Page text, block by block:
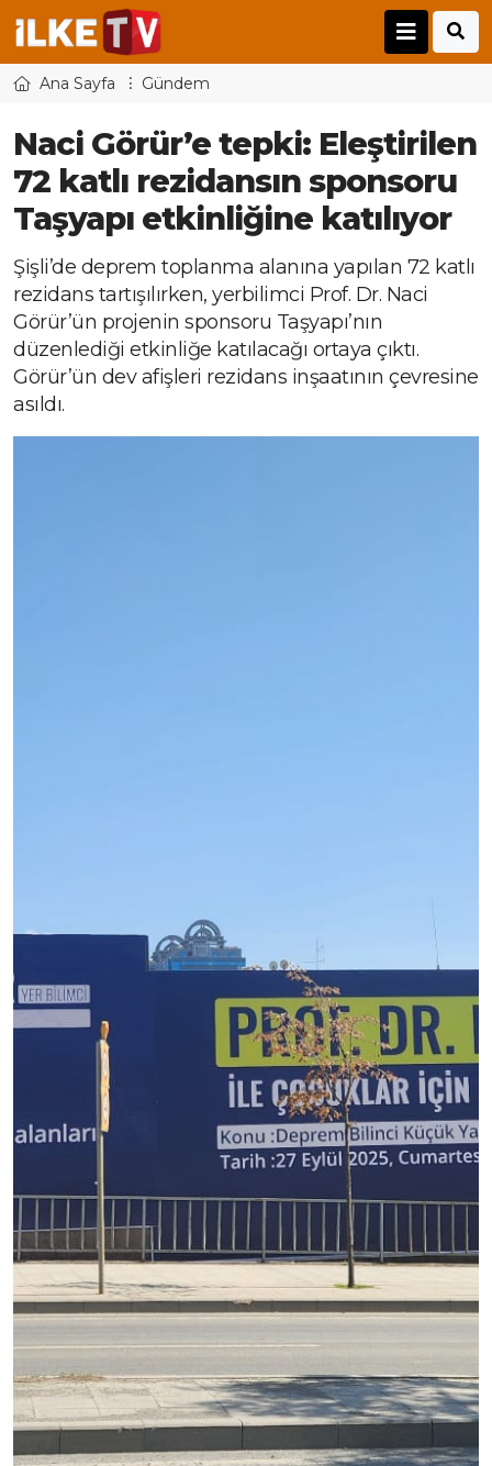
Ana Sayfa Gündem
Naci Görür’e tepki: Eleştirilen
72 katlı rezidansın sponsoru
Taşyapı etkinliğine katılıyor
Şişli’de deprem toplanma alanına yapılan 72 katlı
rezidans tartışılırken, yerbilimci Prof. Dr. Naci
Görür’ün projenin sponsoru Taşyapı’nın
düzenlediği etkinliğe katılacağı ortaya çıktı.
Görür’ün dev afişleri rezidans inşaatının çevresine
asıldı.